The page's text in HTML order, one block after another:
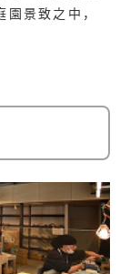
景致之中，